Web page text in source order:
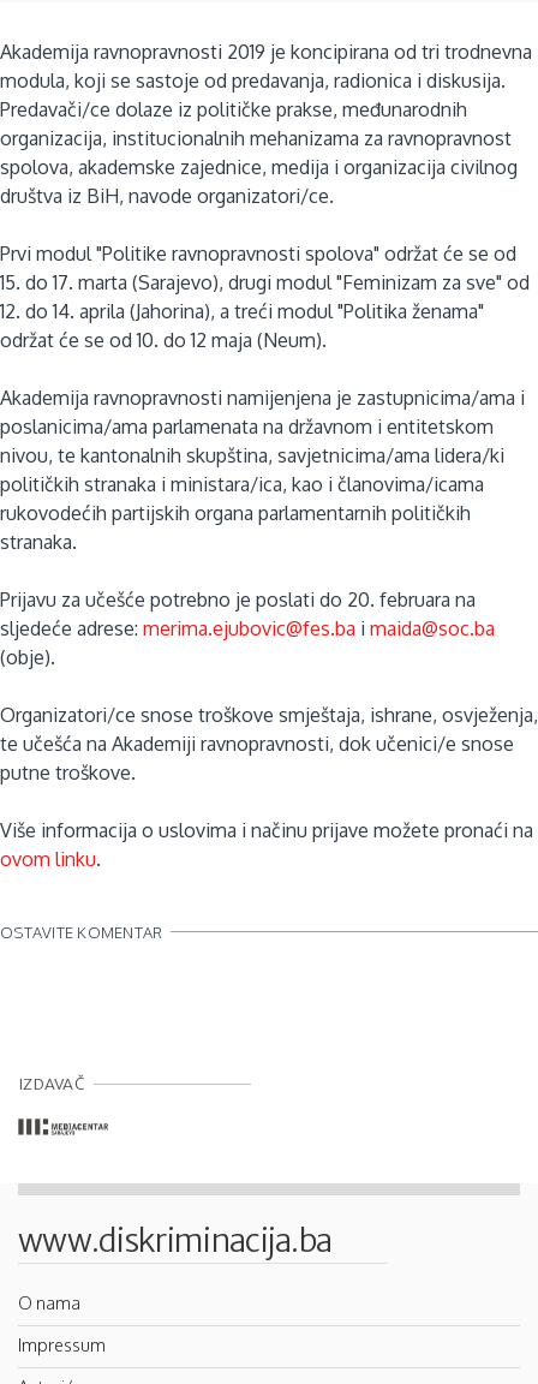
Akademija ravnopravnosti 2019 je koncipirana od tri trodnevna
modula, koji se sastoje od predavanja, radionica i diskusija.
Predavači/ce dolaze iz političke prakse, međunarodnih
organizacija, institucionalnih mehanizama za ravnopravnost
spolova, akademske zajednice, medija i organizacija civilnog
društva iz BiH, navode organizatori/ce.
Prvi modul "Politike ravnopravnosti spolova" održat će se od
15. do 17. marta (Sarajevo), drugi modul "Feminizam za sve" od
12. do 14. aprila (Jahorina), a treći modul "Politika ženama"
održat će se od 10. do 12 maja (Neum).
Akademija ravnopravnosti namijenjena je zastupnicima/ama i
poslanicima/ama parlamenata na državnom i entitetskom
nivou, te kantonalnih skupština, savjetnicima/ama lidera/ki
političkih stranaka i ministara/ica, kao i članovima/icama
rukovodećih partijskih organa parlamentarnih političkih
stranaka.
Prijavu za učešće potrebno je poslati do 20. februara na
sljedeće adrese: merima.ejubovic@fes.ba i maida@soc.ba
(obje).
Organizatori/ce snose troškove smještaja, ishrane, osvježenja,
te učešća na Akademiji ravnopravnosti, dok učenici/e snose
putne troškove.
Više informacija o uslovima i načinu prijave možete pronaći na
ovom linku.
OSTAVITE KOMENTAR
IZDAVAČ
www.diskriminacija.ba
O nama
Impressum